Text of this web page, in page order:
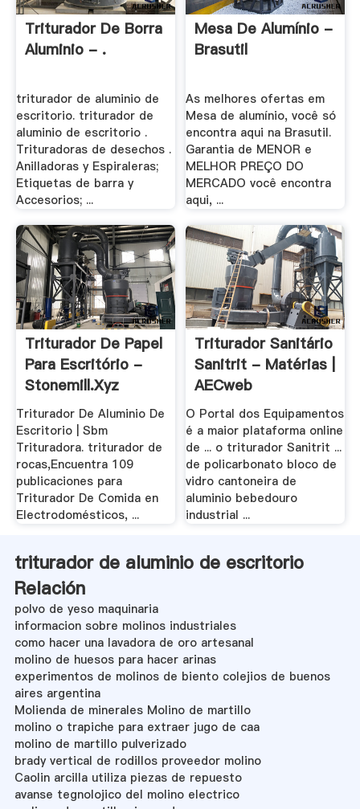
Triturador De Borra
Aluminio - .
triturador de aluminio de
escritorio. triturador de
aluminio de escritorio .
Trituradoras de desechos .
Anilladoras y Espiraleras;
Etiquetas de barra y
Accesorios; ...
Mesa De Alumínio -
Brasutil
As melhores ofertas em
Mesa de alumínio, você só
encontra aqui na Brasutil.
Garantia de MENOR e
MELHOR PREÇO DO
MERCADO você encontra
aqui, ...
Triturador De Papel
Para Escritório -
Stonemill.xyz
Triturador De Aluminio De
Escritorio | Sbm
Trituradora. triturador de
rocas,Encuentra 109
publicaciones para
Triturador De Comida en
Electrodomésticos, ...
Triturador Sanitário
Sanitrit - Matérias |
AECweb
O Portal dos Equipamentos
é a maior plataforma online
de ... o triturador Sanitrit ...
de policarbonato bloco de
vidro cantoneira de
aluminio bebedouro
industrial ...
triturador de aluminio de escritorio
Relación
polvo de yeso maquinaria
informacion sobre molinos industriales
como hacer una lavadora de oro artesanal
molino de huesos para hacer arinas
experimentos de molinos de biento colejios de buenos
aires argentina
Molienda de minerales Molino de martillo
molino o trapiche para extraer jugo de caa
molino de martillo pulverizado
brady vertical de rodillos proveedor molino
Caolin arcilla utiliza piezas de repuesto
avanse tegnolojico del molino electrico